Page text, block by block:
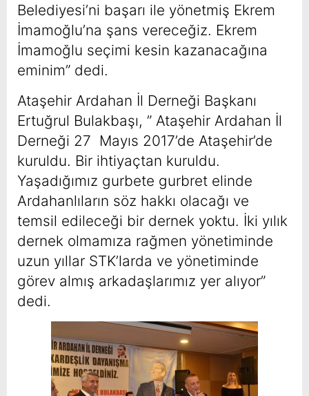
Belediyesi’ni başarı ile yönetmiş Ekrem
İmamoğlu’na şans vereceğiz. Ekrem
İmamoğlu seçimi kesin kazanacağına
eminim” dedi.
Ataşehir Ardahan İl Derneği Başkanı
Ertuğrul Bulakbaşı, ” Ataşehir Ardahan İl
Derneği 27 Mayıs 2017’de Ataşehir’de
kuruldu. Bir ihtiyaçtan kuruldu.
Yaşadığımız gurbete gurbret elinde
Ardahanlıların söz hakkı olacağı ve
temsil edileceği bir dernek yoktu. İki yılık
dernek olmamıza rağmen yönetiminde
uzun yıllar STK’larda ve yönetiminde
görev almış arkadaşlarımız yer alıyor”
dedi.